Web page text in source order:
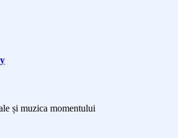
și muzica momentului